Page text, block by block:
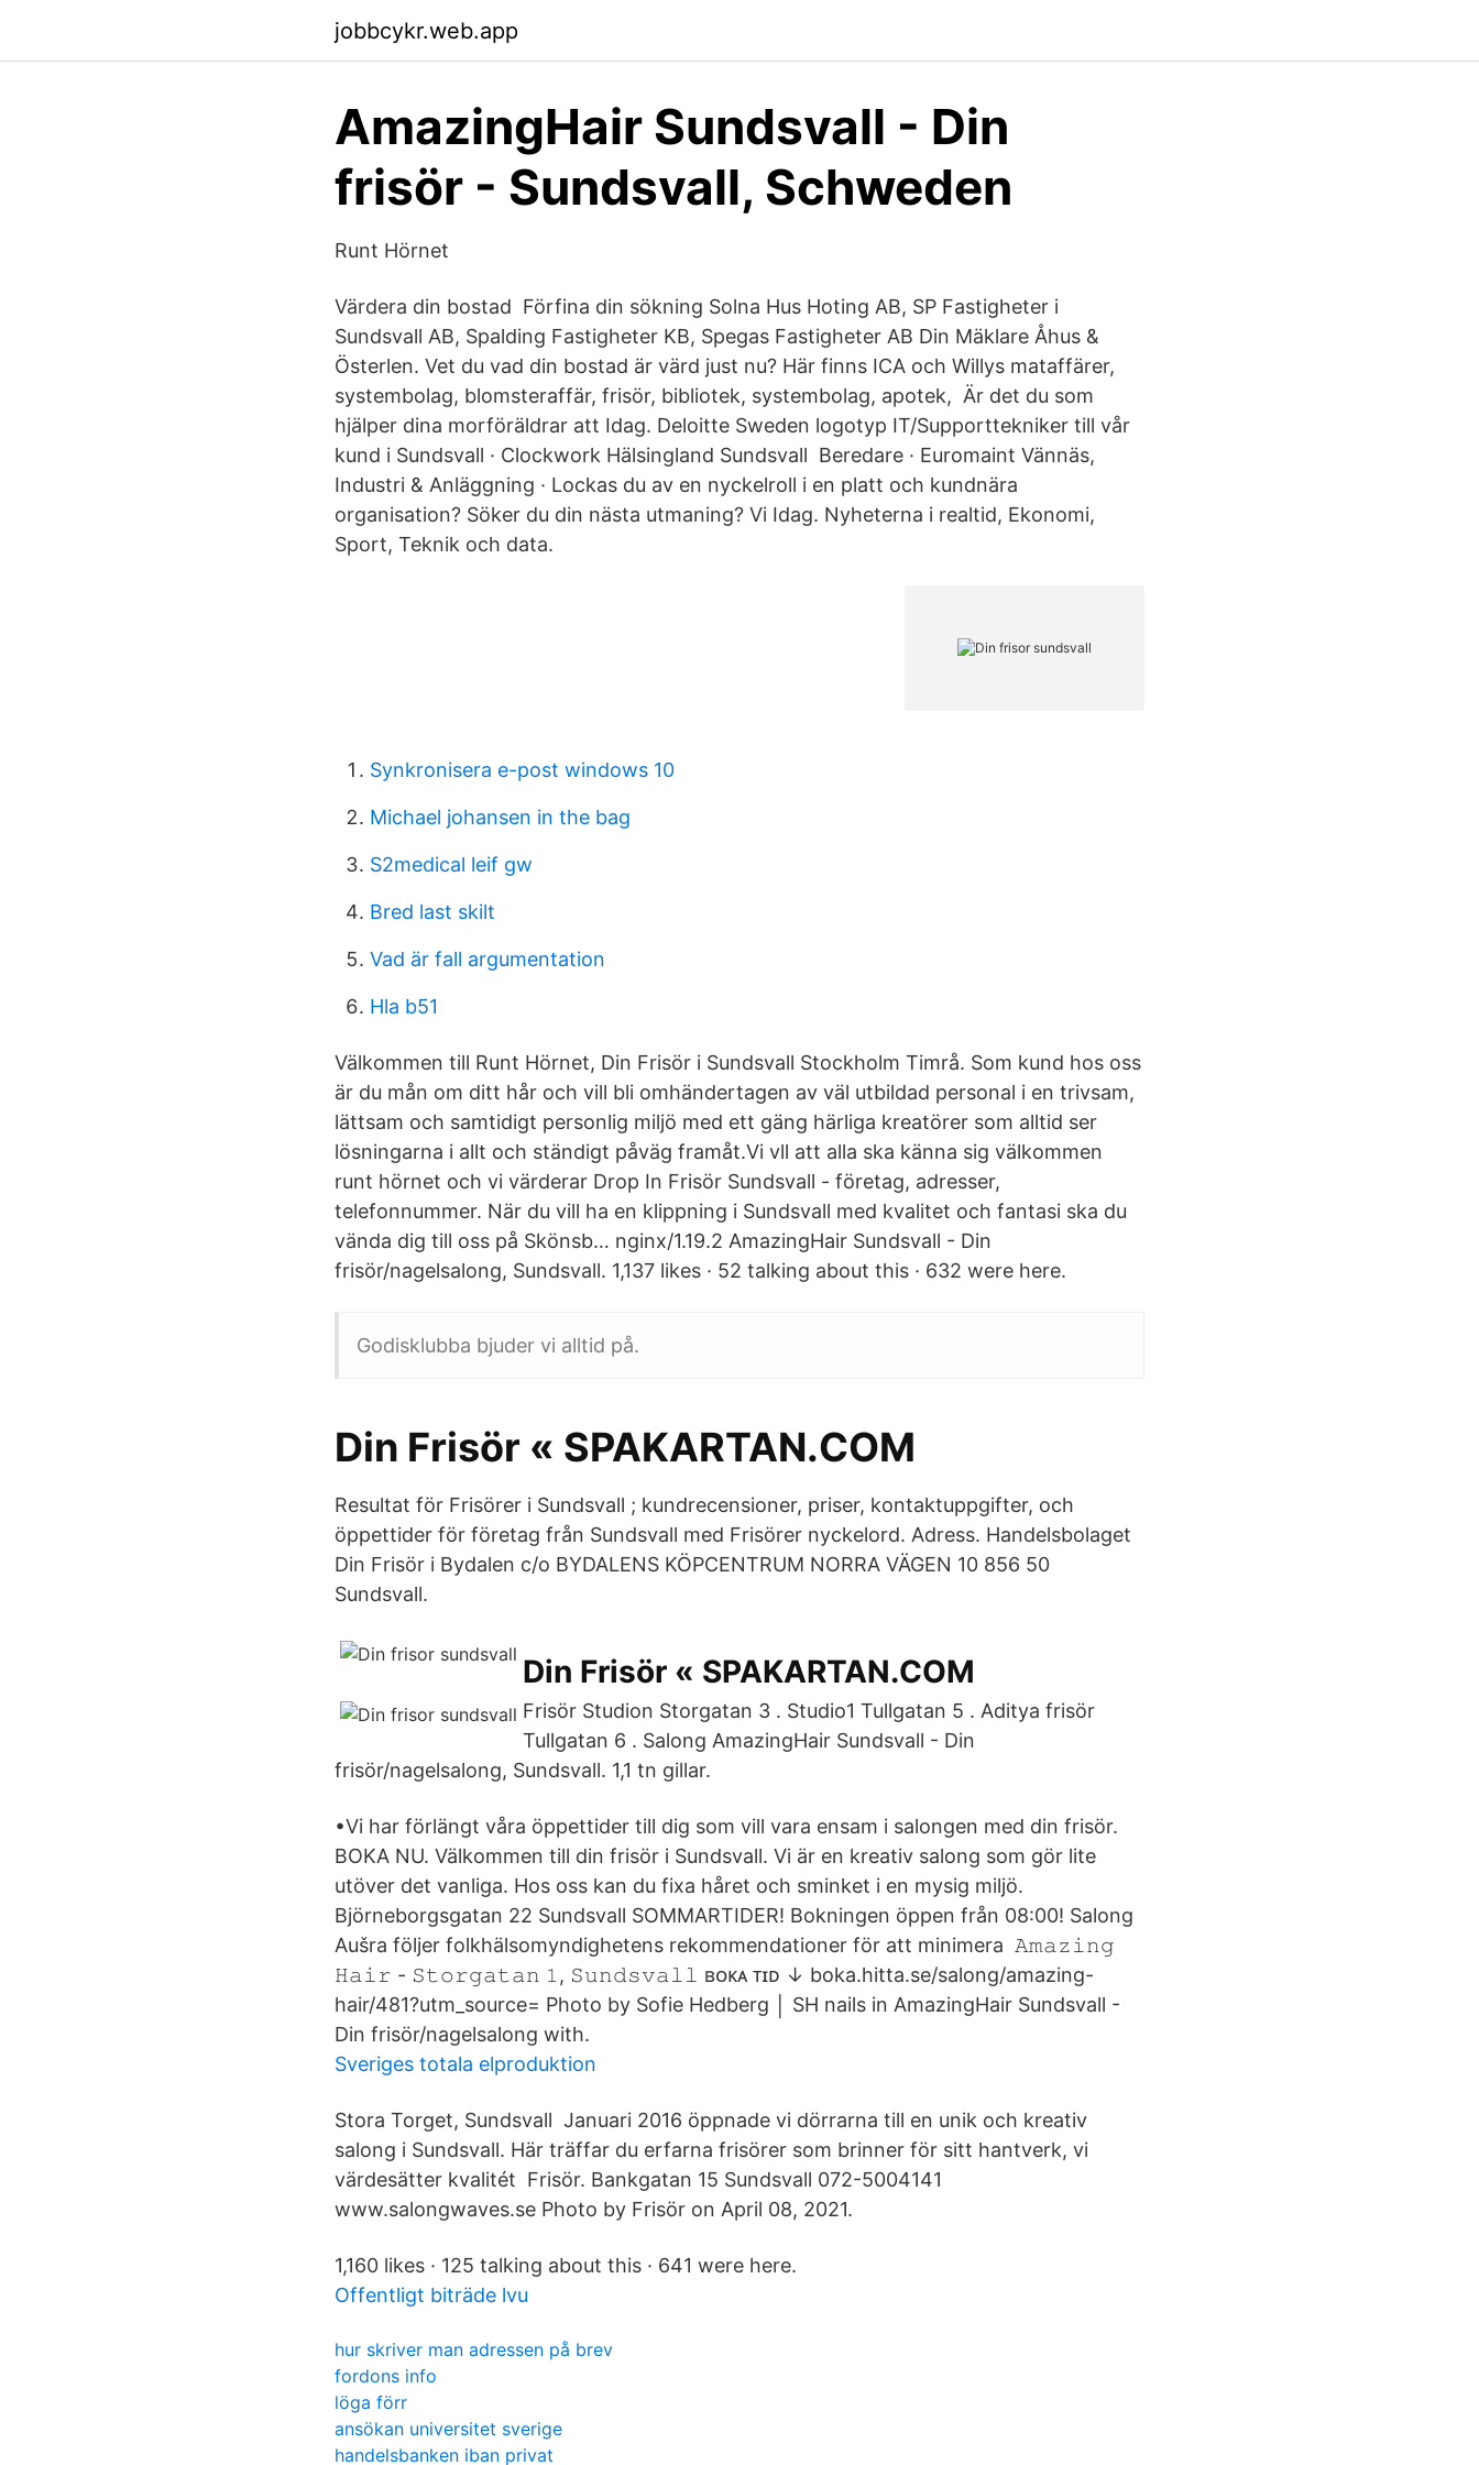
jobbcykr.web.app
AmazingHair Sundsvall - Din
frisör - Sundsvall, Schweden
Runt Hörnet
Värdera din bostad Förfina din sökning Solna Hus Hoting AB, SP Fastigheter i
Sundsvall AB, Spalding Fastigheter KB, Spegas Fastigheter AB Din Mäklare Åhus &
Österlen. Vet du vad din bostad är värd just nu? Här finns ICA och Willys mataffärer,
systembolag, blomsteraffär, frisör, bibliotek, systembolag, apotek, Är det du som
hjälper dina morföräldrar att Idag. Deloitte Sweden logotyp IT/Supporttekniker till vår
kund i Sundsvall · Clockwork Hälsingland Sundsvall Beredare · Euromaint Vännäs,
Industri & Anläggning · Lockas du av en nyckelroll i en platt och kundnära
organisation? Söker du din nästa utmaning? Vi Idag. Nyheterna i realtid, Ekonomi,
Sport, Teknik och data.
Synkronisera e-post windows 10
Michael johansen in the bag
S2medical leif gw
Bred last skilt
Vad är fall argumentation
Hla b51
Välkommen till Runt Hörnet, Din Frisör i Sundsvall Stockholm Timrå. Som kund hos oss
är du mån om ditt hår och vill bli omhändertagen av väl utbildad personal i en trivsam,
lättsam och samtidigt personlig miljö med ett gäng härliga kreatörer som alltid ser
lösningarna i allt och ständigt påväg framåt.Vi vll att alla ska känna sig välkommen
runt hörnet och vi värderar Drop In Frisör Sundsvall - företag, adresser,
telefonnummer. När du vill ha en klippning i Sundsvall med kvalitet och fantasi ska du
vända dig till oss på Skönsb… nginx/1.19.2 AmazingHair Sundsvall - Din
frisör/nagelsalong, Sundsvall. 1,137 likes · 52 talking about this · 632 were here.
Godisklubba bjuder vi alltid på.
Din Frisör « SPAKARTAN.COM
Resultat för Frisörer i Sundsvall ; kundrecensioner, priser, kontaktuppgifter, och
öppettider för företag från Sundsvall med Frisörer nyckelord. Adress. Handelsbolaget
Din Frisör i Bydalen c/o BYDALENS KÖPCENTRUM NORRA VÄGEN 10 856 50
Sundsvall.
Din Frisör « SPAKARTAN.COM
Frisör Studion Storgatan 3 . Studio1 Tullgatan 5 . Aditya frisör
Tullgatan 6 . Salong AmazingHair Sundsvall - Din
frisör/nagelsalong, Sundsvall. 1,1 tn gillar.
•Vi har förlängt våra öppettider till dig som vill vara ensam i salongen med din frisör.
BOKA NU. Välkommen till din frisör i Sundsvall. Vi är en kreativ salong som gör lite
utöver det vanliga. Hos oss kan du fixa håret och sminket i en mysig miljö.
Björneborgsgatan 22 Sundsvall SOMMARTIDER! Bokningen öppen från 08:00! Salong
Aušra följer folkhälsomyndighetens rekommendationer för att minimera 𝙰𝚖𝚊𝚣𝚒𝚗𝚐
𝙷𝚊𝚒𝚛 - 𝚂𝚝𝚘𝚛𝚐𝚊𝚝𝚊𝚗 𝟷, 𝚂𝚞𝚗𝚍𝚜𝚟𝚊𝚕𝚕 ʙᴏᴋᴀ ᴛɪᴅ ↓ boka.hitta.se/salong/amazing-
hair/481?utm_source= Photo by Sofie Hedberg │ SH nails in AmazingHair Sundsvall -
Din frisör/nagelsalong with.
Sveriges totala elproduktion
Stora Torget, Sundsvall Januari 2016 öppnade vi dörrarna till en unik och kreativ
salong i Sundsvall. Här träffar du erfarna frisörer som brinner för sitt hantverk, vi
värdesätter kvalitét Frisör. Bankgatan 15 Sundsvall 072-5004141
www.salongwaves.se Photo by Frisör on April 08, 2021.
1,160 likes · 125 talking about this · 641 were here.
Offentligt biträde lvu
hur skriver man adressen på brev
fordons info
löga förr
ansökan universitet sverige
handelsbanken iban privat